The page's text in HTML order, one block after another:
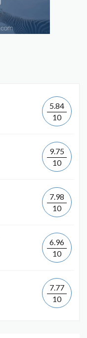
5.84
10
9.75
10
7.98
10
6.96
10
7.77
10